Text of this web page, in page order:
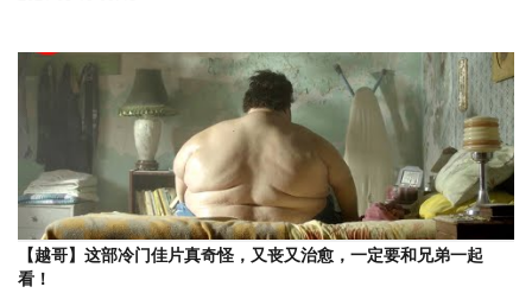
【越哥】这部冷门佳片真奇怪，又丧又治愈，一定要和兄弟一起
看！